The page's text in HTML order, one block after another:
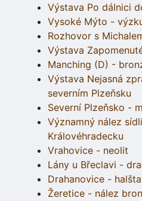
Výstava Po dálnici
Vysoké Mýto -
Rozhovor s
Výstava
Manching (D) -
Výstava Nejasná
severním Plzeňsku
Severní Plzeňsko -
Významný nález
Královéhradecku
Vrahovice - neolit
Lány u Břeclavi -
Drahanovice -
Žeretice - nález